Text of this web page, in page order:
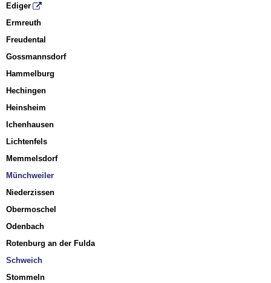
Ediger
Ermreuth
Freudental
Gossmannsdorf
Hammelburg
Hechingen
Heinsheim
Ichenhausen
Lichtenfels
Memmelsdorf
Münchweiler
Niederzissen
Obermoschel
Odenbach
Rotenburg an der Fulda
Schweich
Stommeln